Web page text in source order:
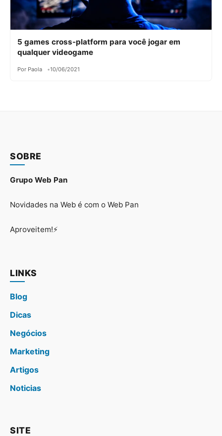
5 games cross-platform para você jogar em
qualquer videogame
Por Paola 10/06/2021
SOBRE
Grupo Web Pan
Novidades na Web é com o Web Pan
Aproveitem!⚡
LINKS
Blog
Dicas
Negócios
Marketing
Artigos
Noticias
SITE